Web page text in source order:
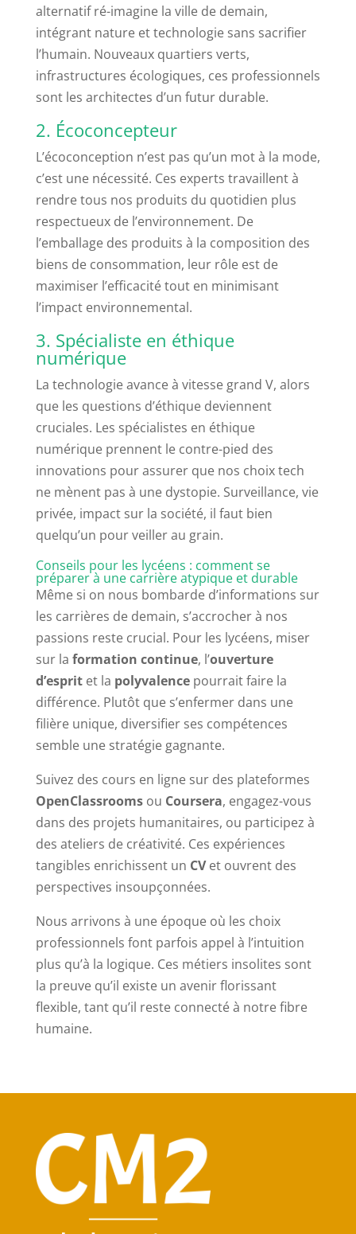
alternatif ré-imagine la ville de demain,
intégrant nature et technologie sans sacrifier
l’humain. Nouveaux quartiers verts,
infrastructures écologiques, ces professionnels
sont les architectes d’un futur durable.
2. Écoconcepteur
L’écoconception n’est pas qu’un mot à la mode,
c’est une nécessité. Ces experts travaillent à
rendre tous nos produits du quotidien plus
respectueux de l’environnement. De
l’emballage des produits à la composition des
biens de consommation, leur rôle est de
maximiser l’efficacité tout en minimisant
l’impact environnemental.
3. Spécialiste en éthique
numérique
La technologie avance à vitesse grand V, alors
que les questions d’éthique deviennent
cruciales. Les spécialistes en éthique
numérique prennent le contre-pied des
innovations pour assurer que nos choix tech
ne mènent pas à une dystopie. Surveillance, vie
privée, impact sur la société, il faut bien
quelqu’un pour veiller au grain.
Conseils pour les lycéens : comment se
préparer à une carrière atypique et durable
Même si on nous bombarde d’informations sur
les carrières de demain, s’accrocher à nos
passions reste crucial. Pour les lycéens, miser
sur la formation continue, l’ouverture
d’espritet la polyvalencepourrait faire la
différence. Plutôt que s’enfermer dans une
filière unique, diversifier ses compétences
semble une stratégie gagnante.
Suivez des cours en ligne sur des plateformes
OpenClassroomsou Coursera, engagez-vous
dans des projets humanitaires, ou participez à
des ateliers de créativité. Ces expériences
tangibles enrichissent un CVet ouvrent des
perspectives insoupçonnées.
Nous arrivons à une époque où les choix
professionnels font parfois appel à l’intuition
plus qu’à la logique. Ces métiers insolites sont
la preuve qu’il existe un avenir florissant
flexible, tant qu’il reste connecté à notre fibre
humaine.